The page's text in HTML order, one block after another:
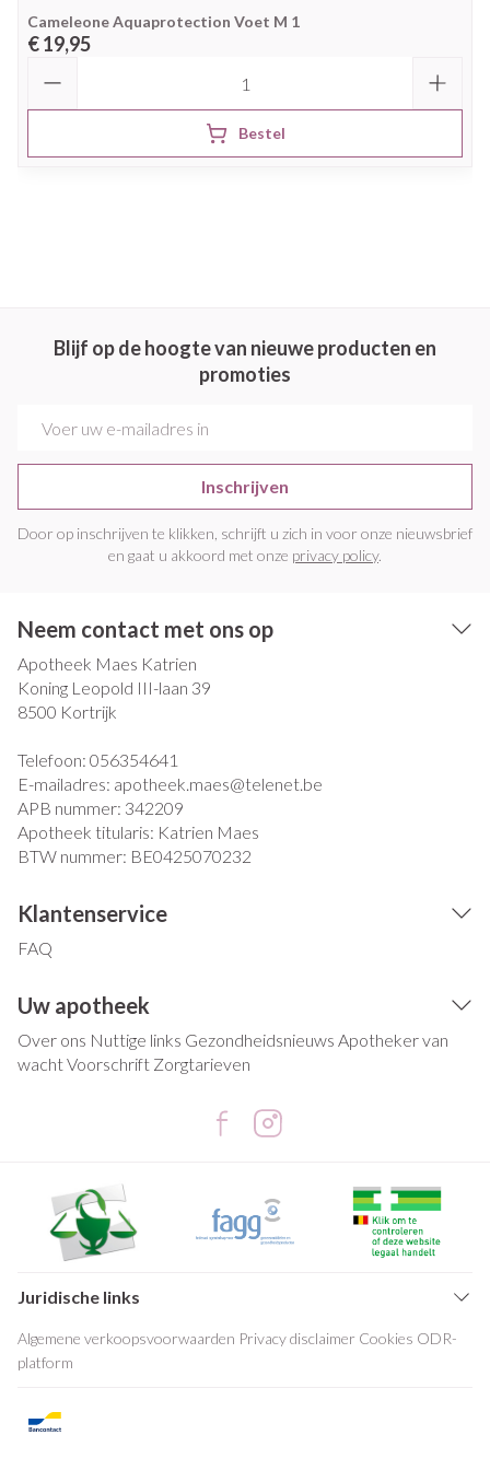
Cameleone Aquaprotection Voet M 1
€ 19,95
Bestel
Blijf op de hoogte van nieuwe producten en
promoties
Inschrijven
Door op inschrijven te klikken, schrijft u zich in voor onze nieuwsbrief
en gaat u akkoord met onze privacy policy.
Neem contact met ons op
Apotheek Maes Katrien
Koning Leopold III-laan 39
8500 Kortrijk
Telefoon: 056354641
E-mailadres: apotheek.maes@telenet.be
APB nummer: 342209
Apotheek titularis: Katrien Maes
BTW nummer: BE0425070232
Klantenservice
FAQ
Uw apotheek
Over ons Nuttige links Gezondheidsnieuws Apotheker van
wachtVoorschrift Zorgtarieven
Juridische links
Algemene verkoopsvoorwaarden Privacy disclaimer Cookies ODR-
platform